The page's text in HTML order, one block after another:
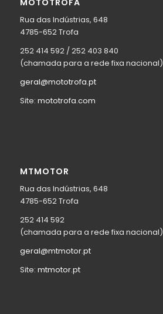
Rua das Indústrias, 648
4785-652 Trofa
252 414 592 / 252 403 840
(chamada para a rede fixa nacional)
geral@mototrofa.pt
Site: mototrofa.com
MTMOTOR
Rua das Indústrias, 648
4785-652 Trofa
252 414 592
(chamada para a rede fixa nacional)
geral@mtmotor.pt
Site: mtmotor.pt